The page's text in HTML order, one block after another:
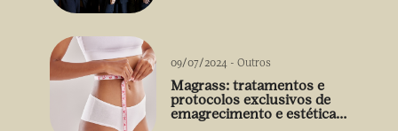
09/07/2024 - Outros
Magrass: tratamentos e
protocolos exclusivos de
emagrecimento e estética